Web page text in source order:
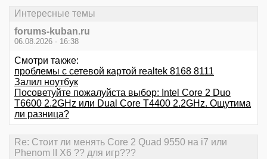
Интересные темы
forums-kuban.ru
06.08.2026 - 16:38
Смотри также:
проблемы с сетевой картой realtek 8168 8111
Залил ноутбук
Посоветуйте пожалуйста выбор: Intel Core 2 Duo
T6600 2.2GHz или Dual Core T4400 2.2GHz. Ощутима
ли разница?
Re: Стоит ли менять Core 2 Quad 9550 на i7 или
Phenom II X6 ?? для игр???